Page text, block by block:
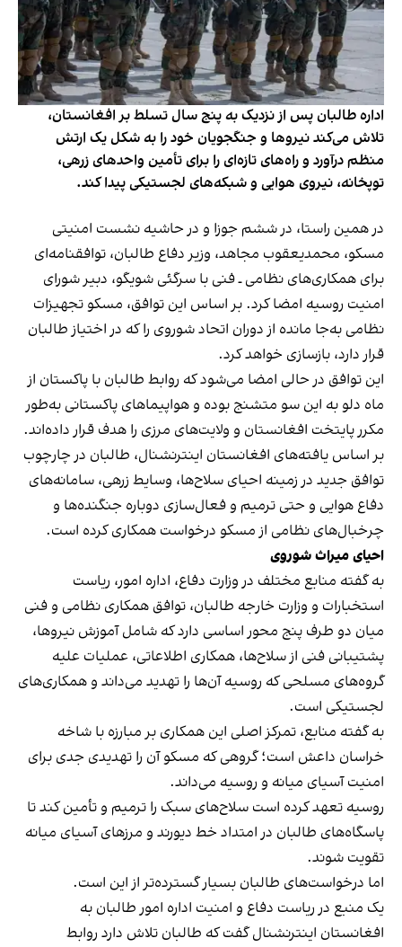
اداره طالبان پس از نزدیک به پنج سال تسلط بر افغانستان،
تلاش می‌کند نیروها و جنگجویان خود را به شکل یک ارتش
منظم درآورد و راه‌های تازه‌ای را برای تأمین واحدهای زرهی،
توپخانه، نیروی هوایی و شبکه‌های لجستیکی پیدا کند.
در همین راستا، در ششم جوزا و در حاشیه نشست امنیتی
مسکو، محمدیعقوب مجاهد، وزیر دفاع طالبان، توافقنامه‌ای
برای همکاری‌های نظامی ـ فنی با سرگئی شویگو، دبیر شورای
امنیت روسیه امضا کرد. بر اساس این توافق، مسکو تجهیزات
نظامی به‌جا مانده از دوران اتحاد شوروی را که در اختیاز طالبان
قرار دارد، بازسازی خواهد کرد.
این توافق در حالی امضا می‌شود که روابط طالبان با پاکستان از
ماه دلو به این سو متشنج بوده و هواپیماهای پاکستانی به‌طور
مکرر پایتخت افغانستان و ولایت‌های مرزی را هدف قرار داده‌اند.
بر اساس یافته‌های افغانستان اینترنشنال، طالبان در چارچوب
توافق جدید در زمینه احیای سلاح‌ها، وسایط زرهی، سامانه‌های
دفاع هوایی و حتی ترمیم و فعال‌سازی دوباره جنگنده‌ها و
چرخبال‌های نظامی از مسکو درخواست همکاری کرده است.
احیای میراث شوروی
به گفته منابع مختلف در وزارت دفاع، اداره امور، ریاست
استخبارات و وزارت خارجه طالبان، توافق همکاری نظامی و فنی
میان دو طرف پنج محور اساسی دارد که شامل آموزش نیروها،
پشتیبانی فنی از سلاح‌ها، همکاری اطلاعاتی، عملیات علیه
گروه‌های مسلحی که روسیه آن‌ها را تهدید می‌داند و همکاری‌های
لجستیکی است.
به گفته منابع، تمرکز اصلی این همکاری بر مبارزه با شاخه
خراسان داعش است؛ گروهی که مسکو آن را تهدیدی جدی برای
امنیت آسیای میانه و روسیه می‌داند.
روسیه تعهد کرده است سلاح‌های سبک را ترمیم و تأمین کند تا
پاسگاه‌های طالبان در امتداد خط دیورند و مرزهای آسیای میانه
تقویت شوند.
اما درخواست‌های طالبان بسیار گسترده‌تر از این است.
یک منبع در ریاست دفاع و امنیت اداره امور طالبان به
افغانستان اینترنشنال گفت که طالبان تلاش دارد روابط